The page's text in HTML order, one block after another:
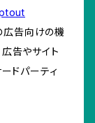
広告向けの機
告やサイト
ドパーティ